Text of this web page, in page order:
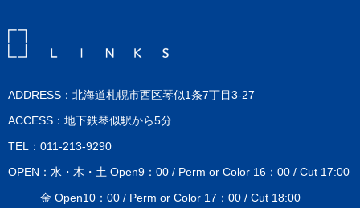
ADDRESS：北海道札幌市西区琴似1条7丁目3-27
ACCESS：地下鉄琴似駅から5分
TEL：011-213-9290
OPEN：水・木・土 Open9：00 / Perm or Color 16：00 / Cut 17:00
金 Open10：00 / Perm or Color 17：00 / Cut 18:00